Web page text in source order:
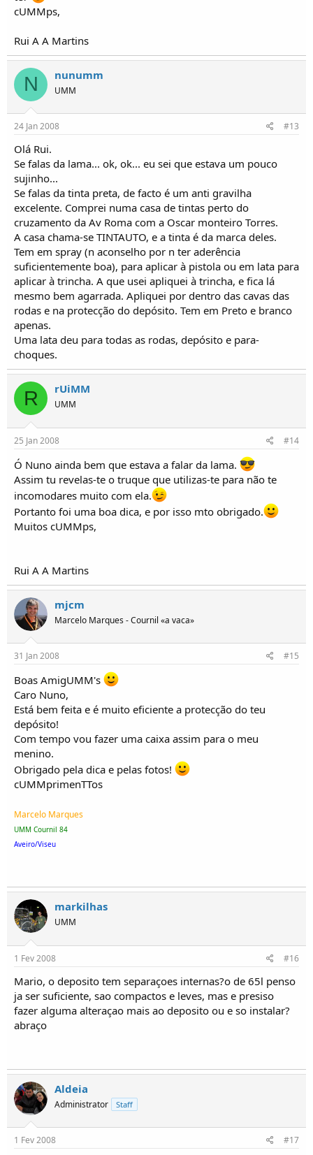
cUMMps,
Rui A A Martins
N nunumm
UMM
24 Jan 2008 #13
Olá Rui.
Se falas da lama... ok, ok... eu sei que estava um pouco
sujinho...
Se falas da tinta preta, de facto é um anti gravilha
excelente. Comprei numa casa de tintas perto do
cruzamento da Av Roma com a Oscar monteiro Torres.
A casa chama-se TINTAUTO, e a tinta é da marca deles.
Tem em spray (n aconselho por n ter aderência
suficientemente boa), para aplicar à pistola ou em lata para
aplicar à trincha. A que usei apliquei à trincha, e fica lá
mesmo bem agarrada. Apliquei por dentro das cavas das
rodas e na protecção do depósito. Tem em Preto e branco
apenas.
Uma lata deu para todas as rodas, depósito e para-
choques.
R rUiMM
UMM
25 Jan 2008 #14
Ó Nuno ainda bem que estava a falar da lama.
Assim tu revelas-te o truque que utilizas-te para não te
incomodares muito com ela.
Portanto foi uma boa dica, e por isso mto obrigado.
Muitos cUMMps,
Rui A A Martins
mjcm
Marcelo Marques - Cournil «a vaca»
31 Jan 2008 #15
Boas AmigUMM's
Caro Nuno,
Está bem feita e é muito eficiente a protecção do teu
depósito!
Com tempo vou fazer uma caixa assim para o meu
menino.
Obrigado pela dica e pelas fotos!
cUMMprimenTTos
Marcelo Marques
UMM Cournil 84
Aveiro/Viseu
markilhas
UMM
1 Fev 2008 #16
Mario, o deposito tem separaçoes internas?o de 65l penso
ja ser suficiente, sao compactos e leves, mas e presiso
fazer alguma alteraçao mais ao deposito ou e so instalar?
abraço
Aldeia
Administrator Staff
1 Fev 2008 #17